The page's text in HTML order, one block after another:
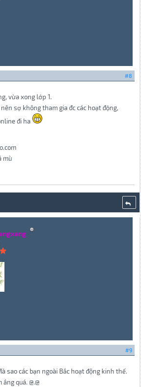
#8
vừa xong lớp 1.
sợ không tham gia đc các hoạt động,
đi ha
mù
#9
sao các bạn ngoài Bắc hoạt động kinh thế.
quá. @.@